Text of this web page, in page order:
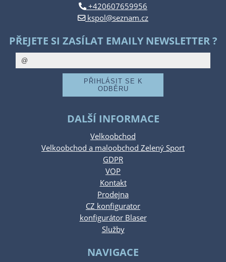
+420607659956
kspol@seznam.cz
PŘEJETE SI ZASÍLAT EMAILY NEWSLETTER ?
DALŠÍ INFORMACE
Velkoobchod
Velkoobchod a maloobchod Zelený Sport
GDPR
VOP
Kontakt
Prodejna
CZ konfigurator
konfigurátor Blaser
Služby
NAVIGACE